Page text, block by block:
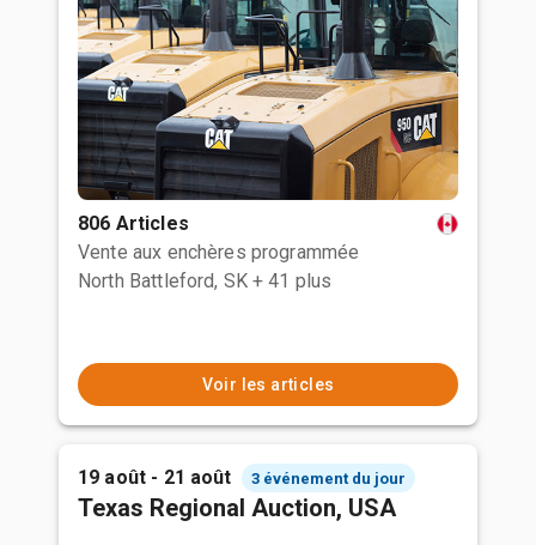
806 Articles
Vente aux enchères programmée
North Battleford, SK + 41 plus
Voir les articles
19 août - 21 août 3 événement du jour
Texas Regional Auction, USA